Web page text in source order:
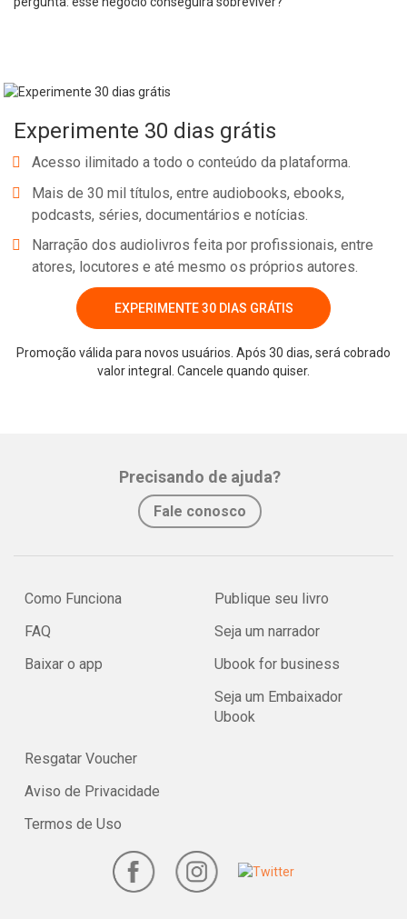
Experimente 30 dias grátis
Acesso ilimitado a todo o conteúdo da plataforma.
Mais de 30 mil títulos, entre audiobooks, ebooks,
podcasts, séries, documentários e notícias.
Narração dos audiolivros feita por profissionais, entre
atores, locutores e até mesmo os próprios autores.
EXPERIMENTE 30 DIAS GRÁTIS
Promoção válida para novos usuários. Após 30 dias, será cobrado
valor integral. Cancele quando quiser.
Precisando de ajuda?
Fale conosco
Como Funciona
FAQ
Baixar o app
Publique seu livro
Seja um narrador
Ubook for business
Seja um Embaixador
Ubook
Resgatar Voucher
Aviso de Privacidade
Termos de Uso